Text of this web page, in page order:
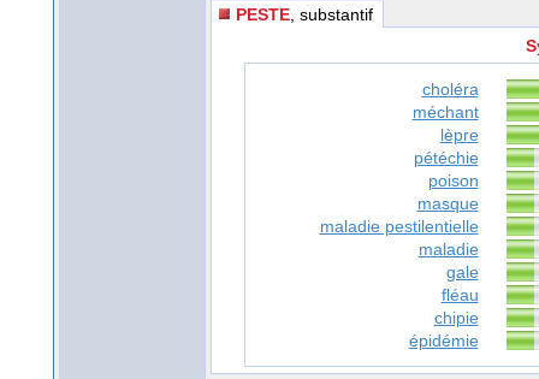
PESTE , substantif
choléra
méchant
lèpre
pétéchie
poison
masque
maladie pestilentielle
maladie
gale
fléau
chipie
épidémie